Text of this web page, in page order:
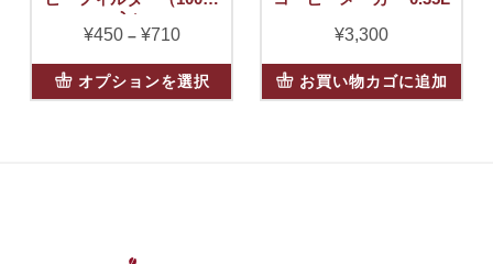
入）
¥450 – ¥710価
帯:
¥450
オプションを選択
の
¥3,300
お買い物カゴに追加